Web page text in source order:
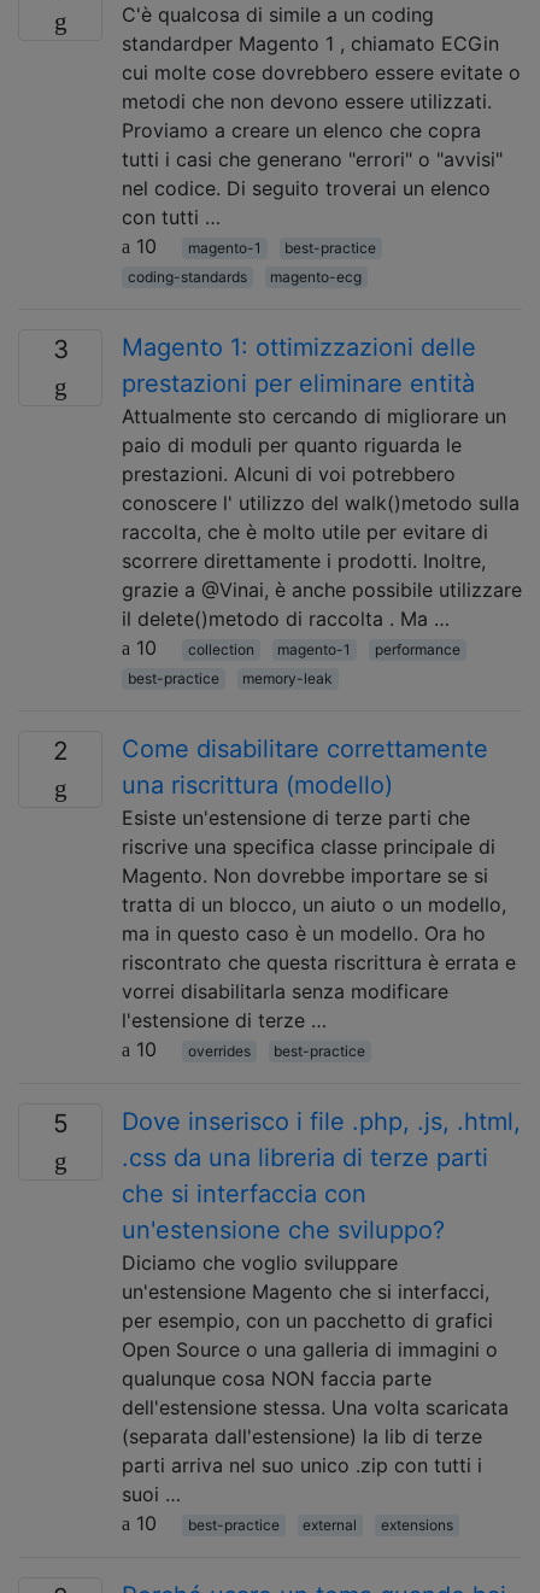
C'è qualcosa di simile a un coding
standardper Magento 1 , chiamato ECGin
cui molte cose dovrebbero essere evitate o
metodi che non devono essere utilizzati.
Proviamo a creare un elenco che copra
tutti i casi che generano "errori" o "avvisi"
nel codice. Di seguito troverai un elenco
con tutti …
10
magento-1
best-practice
coding-standards
magento-ecg
3
Magento 1: ottimizzazioni delle
prestazioni per eliminare entità
Attualmente sto cercando di migliorare un
paio di moduli per quanto riguarda le
prestazioni. Alcuni di voi potrebbero
conoscere l' utilizzo del walk()metodo sulla
raccolta, che è molto utile per evitare di
scorrere direttamente i prodotti. Inoltre,
grazie a @Vinai, è anche possibile utilizzare
il delete()metodo di raccolta . Ma …
10
collection magento-1
performance
best-practice
memory-leak
2
Come disabilitare correttamente
una riscrittura (modello)
Esiste un'estensione di terze parti che
riscrive una specifica classe principale di
Magento. Non dovrebbe importare se si
tratta di un blocco, un aiuto o un modello,
ma in questo caso è un modello. Ora ho
riscontrato che questa riscrittura è errata e
vorrei disabilitarla senza modificare
l'estensione di terze …
10
overrides best-practice
5
Dove inserisco i file .php, .js, .html,
.css da una libreria di terze parti
che si interfaccia con
un'estensione che sviluppo?
Diciamo che voglio sviluppare
un'estensione Magento che si interfacci,
per esempio, con un pacchetto di grafici
Open Source o una galleria di immagini o
qualunque cosa NON faccia parte
dell'estensione stessa. Una volta scaricata
(separata dall'estensione) la lib di terze
parti arriva nel suo unico .zip con tutti i
suoi …
10
best-practice external extensions